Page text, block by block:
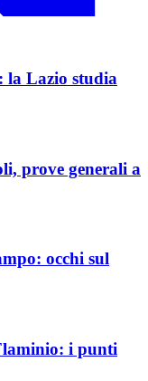
la Lazio studia
prove generali a
occhi sul
i punti